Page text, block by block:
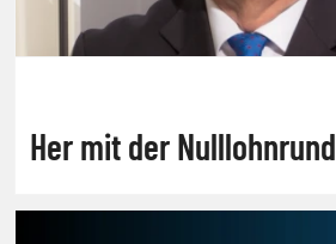
Her mit der